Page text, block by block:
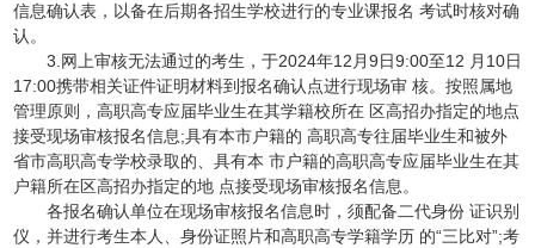
信息确认表，以备在后期各招生学校进行的专业课报名 考试时核对确
认。
3.网上审核无法通过的考生，于2024年12月9日9:00至12 月10日
17:00携带相关证件证明材料到报名确认点进行现场审 核。按照属地
管理原则，高职高专应届毕业生在其学籍校所在 区高招办指定的地点
接受现场审核报名信息;具有本市户籍的 高职高专往届毕业生和被外
省市高职高专学校录取的、具有本 市户籍的高职高专应届毕业生在其
户籍所在区高招办指定的地 点接受现场审核报名信息。
各报名确认单位在现场审核报名信息时，须配备二代身份 证识别
仪，并进行考生本人、身份证照片和高职高专学籍学历 的“三比对”;考